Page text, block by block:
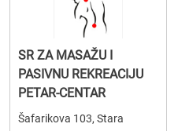
SR ZA MASAŽU I
PASIVNU REKREACIJU
PETAR-CENTAR
Šafarikova 103, Stara